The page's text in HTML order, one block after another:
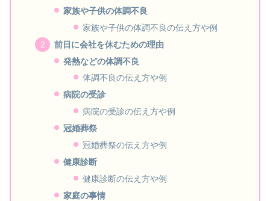
家族や子供の体調不良
家族や子供の体調不良の伝え方や例
前日に会社を休むための理由
発熱などの体調不良
体調不良の伝え方や例
病院の受診
病院の受診の伝え方や例
冠婚葬祭
冠婚葬祭の伝え方や例
健康診断
健康診断の伝え方や例
家庭の事情